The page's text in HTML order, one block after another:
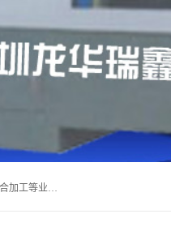
深圳市宝安区石岩瑞鑫五金制品厂主要经营丝杆加工、恒压阀、长轴加工、数控车床加工、叶轮、车铣复合加工等业务,深圳市宝安区石岩瑞鑫五金制品厂产品广泛应用于按摩椅、各类阀门、电机等石化类、机械类产品.